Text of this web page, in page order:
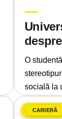
O
socială la
CARIERĂ